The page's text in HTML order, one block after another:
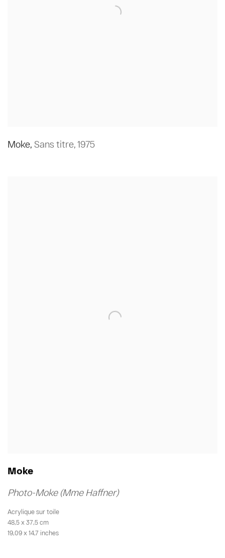
Moke, Sans titre,1975
Moke
Photo-Moke (Mme Haffner)
Acrylique sur toile
48,5 x 37,5 cm
19,09 x 14,7 inches